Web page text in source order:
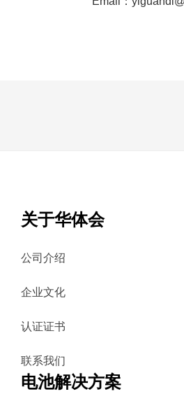
关于华体会
公司介绍
企业文化
认证证书
联系我们
电池解决方案